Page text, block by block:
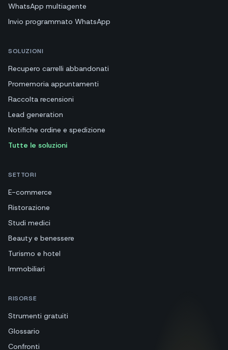
WhatsApp multiagente
Invio programmato WhatsApp
SOLUZIONI
Recupero carrelli abbandonati
Promemoria appuntamenti
Raccolta recensioni
Lead generation
Notifiche ordine e spedizione
Tutte le soluzioni
SETTORI
E-commerce
Ristorazione
Studi medici
Beauty e benessere
Turismo e hotel
Immobiliari
RISORSE
Strumenti gratuiti
Glossario
Confronti